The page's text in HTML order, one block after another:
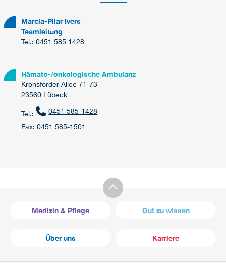
Marcia-Pilar Ivers
Teamleitung
Tel.: 0451 585 1428
Hämato-/onkologische Ambulanz
Kronsforder Allee 71-73
23560 Lübeck
Tel.:
0451 585-1428
Fax: 0451 585-1501
Medizin & Pflege Gut zu wissen
Über uns Karriere